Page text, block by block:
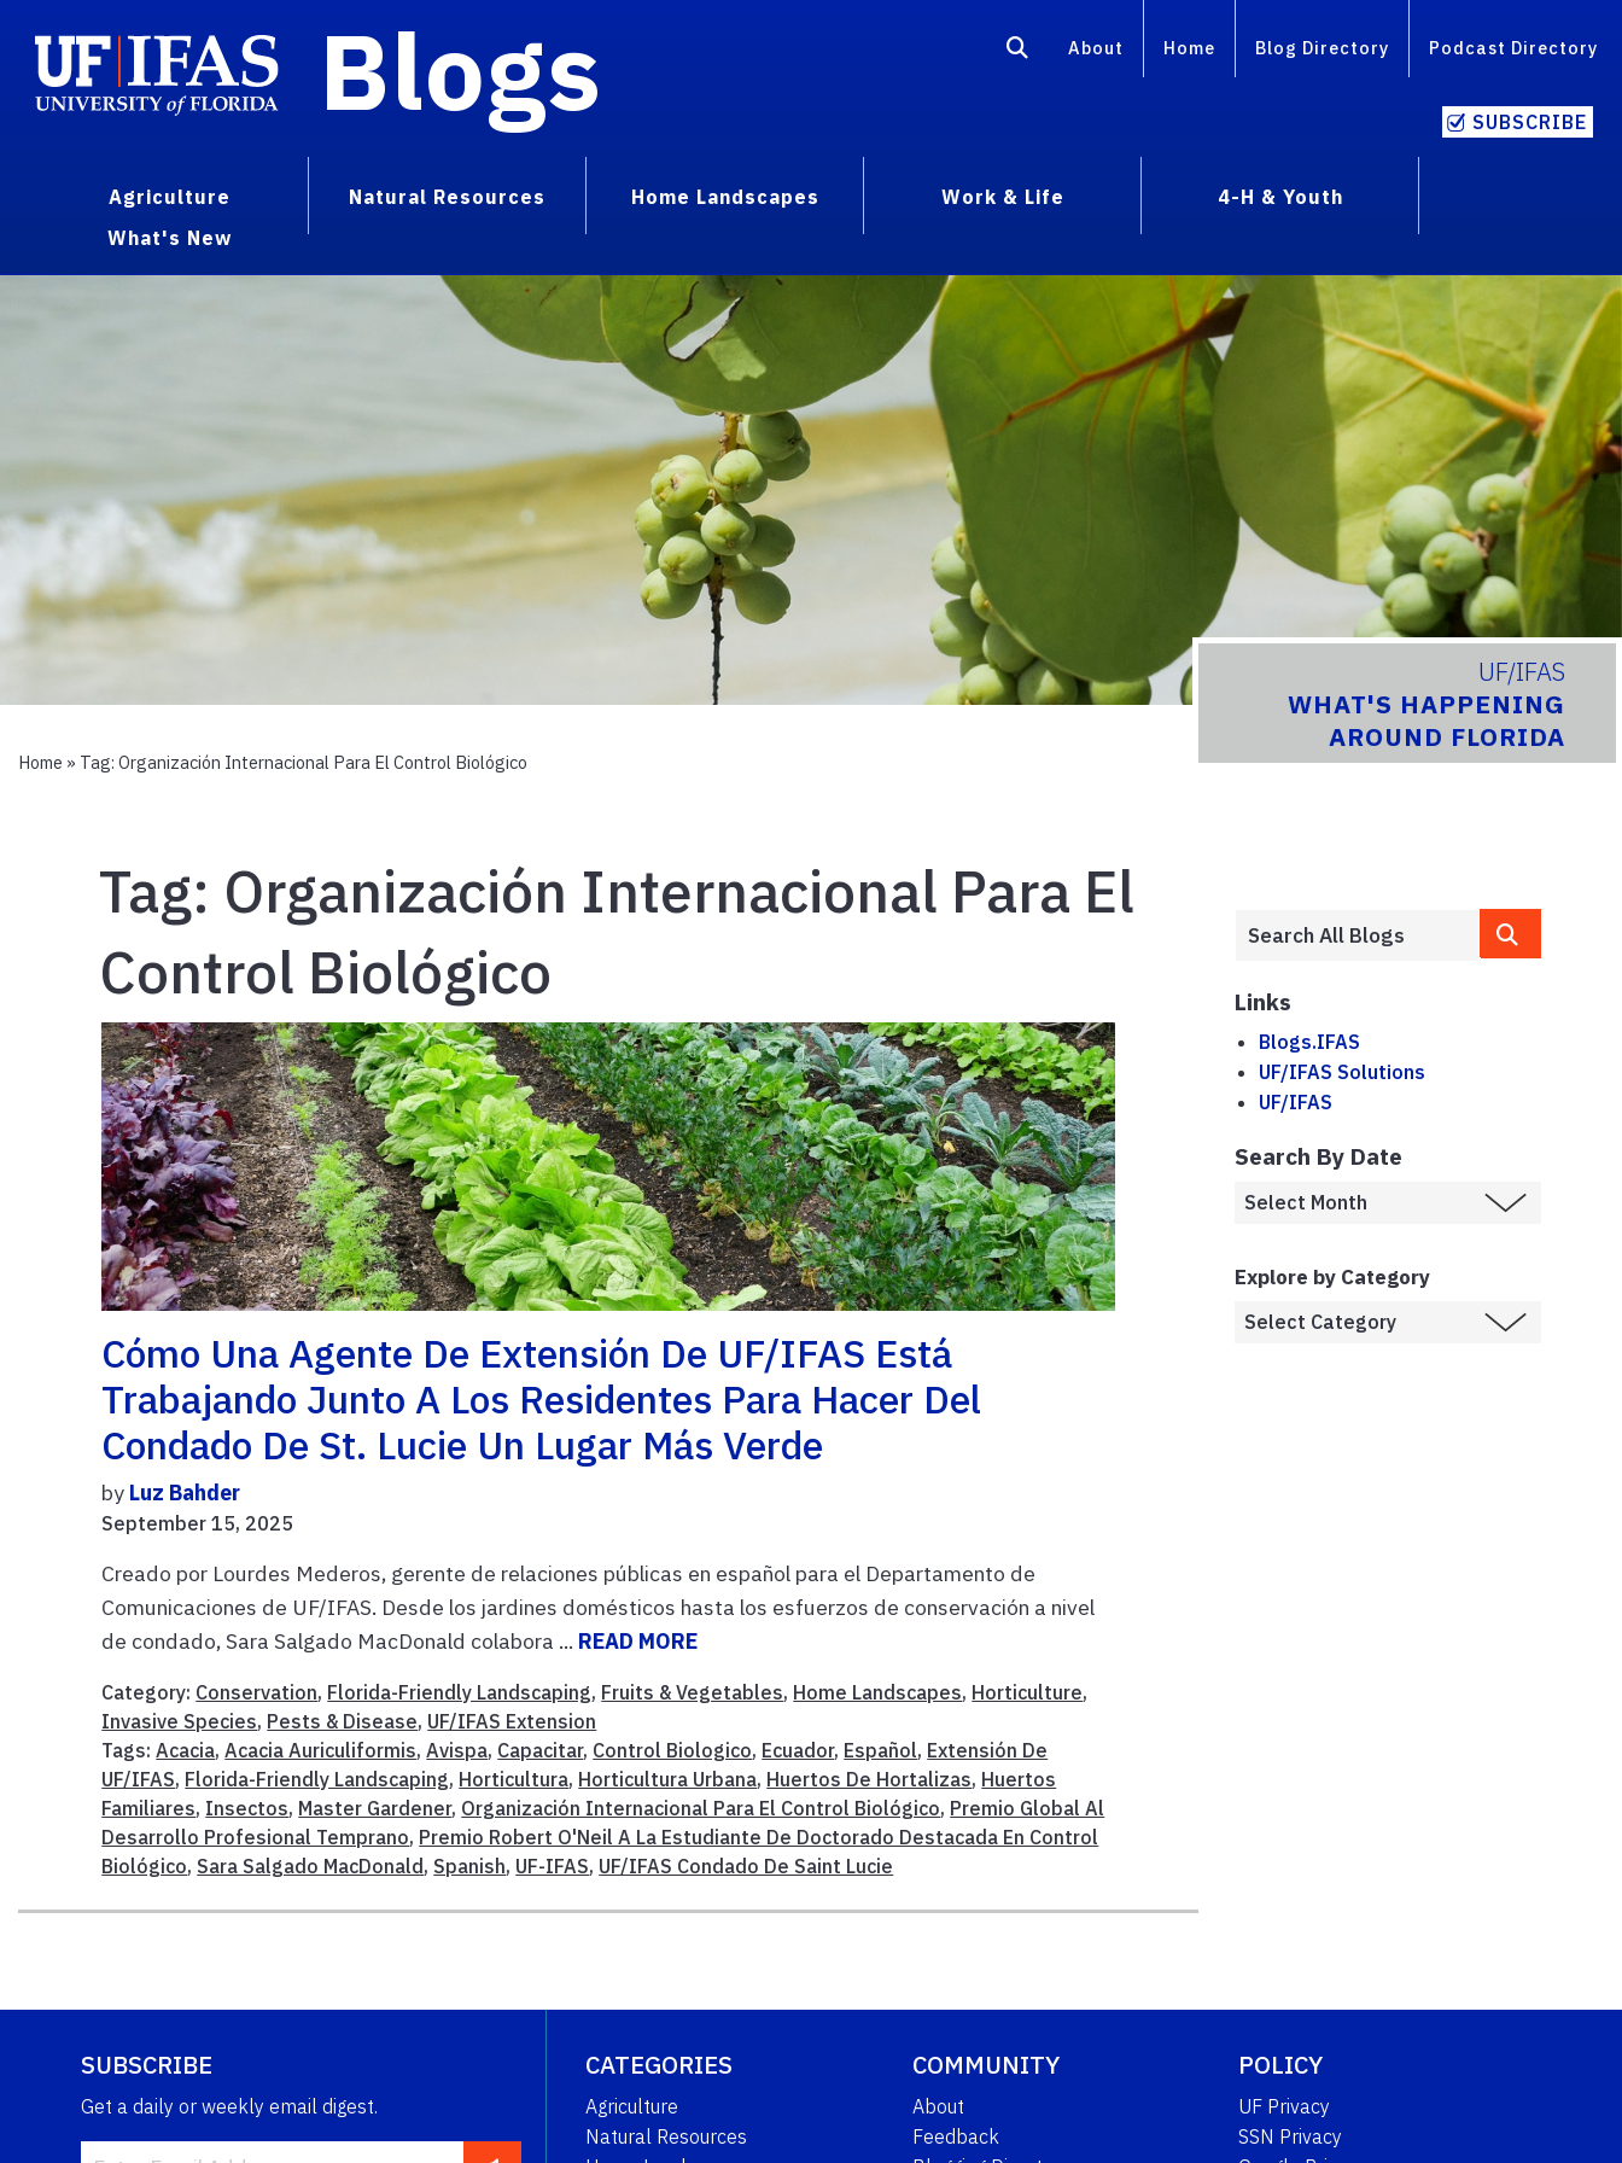
Blogs About Home Blog Directory Podcast Directory
SUBSCRIBE
Agriculture Natural Resources Home Landscapes Work & Life
4-H & Youth
What's New
UF/IFAS
WHAT'S HAPPENING
AROUND FLORIDA
Home » Tag: Organización Internacional Para El Control Biológico
Tag: Organización Internacional Para El
Control Biológico
Cómo Una Agente De Extensión De UF/IFAS Está
Trabajando Junto A Los Residentes Para Hacer Del
Condado De St. Lucie Un Lugar Más Verde
by Luz Bahder
September 15, 2025
Creado por Lourdes Mederos, gerente de relaciones públicas en español para el Departamento de
Comunicaciones de UF/IFAS. Desde los jardines domésticos hasta los esfuerzos de conservación a nivel
de condado, Sara Salgado MacDonald colabora ... READ MORE
Category: Conservation, Florida-Friendly Landscaping, Fruits & Vegetables, Home Landscapes, Horticulture,
Invasive Species, Pests & Disease, UF/IFAS Extension
Tags:Acacia,Acacia Auriculiformis,Avispa, Capacitar, Control Biologico, Ecuador, Español, Extensión De
UF/IFAS, Florida-Friendly Landscaping, Horticultura, Horticultura Urbana, Huertos De Hortalizas, Huertos
Familiares, Insectos, Master Gardener, Organización Internacional Para El Control Biológico, Premio Global Al
Desarrollo Profesional Temprano, Premio Robert O'Neil A La Estudiante De Doctorado Destacada En Control
Biológico, Sara Salgado MacDonald, Spanish, UF-IFAS, UF/IFAS Condado De Saint Lucie
Links
Blogs.IFAS
UF/IFAS Solutions
UF/IFAS
Search By Date
Explore by Category
SUBSCRIBE
Get a daily or weekly email digest.
CATEGORIES
Agriculture
Natural Resources
COMMUNITY
About
Feedback
POLICY
UF Privacy
SSN Privacy